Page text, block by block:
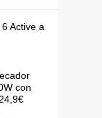
Active a
con